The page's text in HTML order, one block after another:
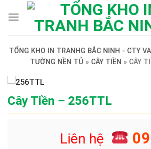
TỔNG KHO IN TRANHG BẮC NINH - CTY
TƯỜNG NỀN TỦ » CÂY TIỀN » CÂY
Cây Tiền – 256TTL
Liên hệ